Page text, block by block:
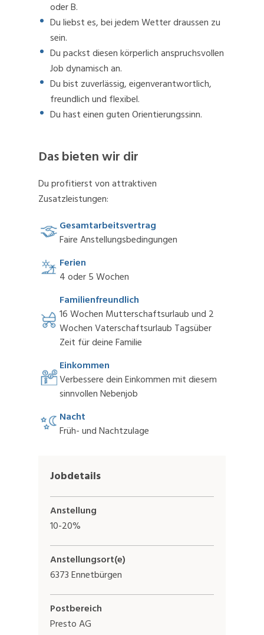
oder B.
Du liebst es, bei jedem Wetter draussen zu
sein.
Du packst diesen körperlich anspruchsvollen
Job dynamisch an.
Du bist zuverlässig, eigenverantwortlich,
freundlich und flexibel.
Du hast einen guten Orientierungssinn.
Das bieten wir dir
Du profitierst von attraktiven
Zusatzleistungen:
Gesamtarbeitsvertrag
Faire Anstellungsbedingungen
Ferien
4 oder 5 Wochen
Familienfreundlich
16 Wochen Mutterschaftsurlaub und 2
Wochen Vaterschaftsurlaub Tagsüber
Zeit für deine Familie
Einkommen
Verbessere dein Einkommen mit diesem
sinnvollen Nebenjob
Nacht
Früh- und Nachtzulage
Jobdetails
Anstellung
10-20%
Anstellungsort(e)
6373 Ennetbürgen
Postbereich
Presto AG